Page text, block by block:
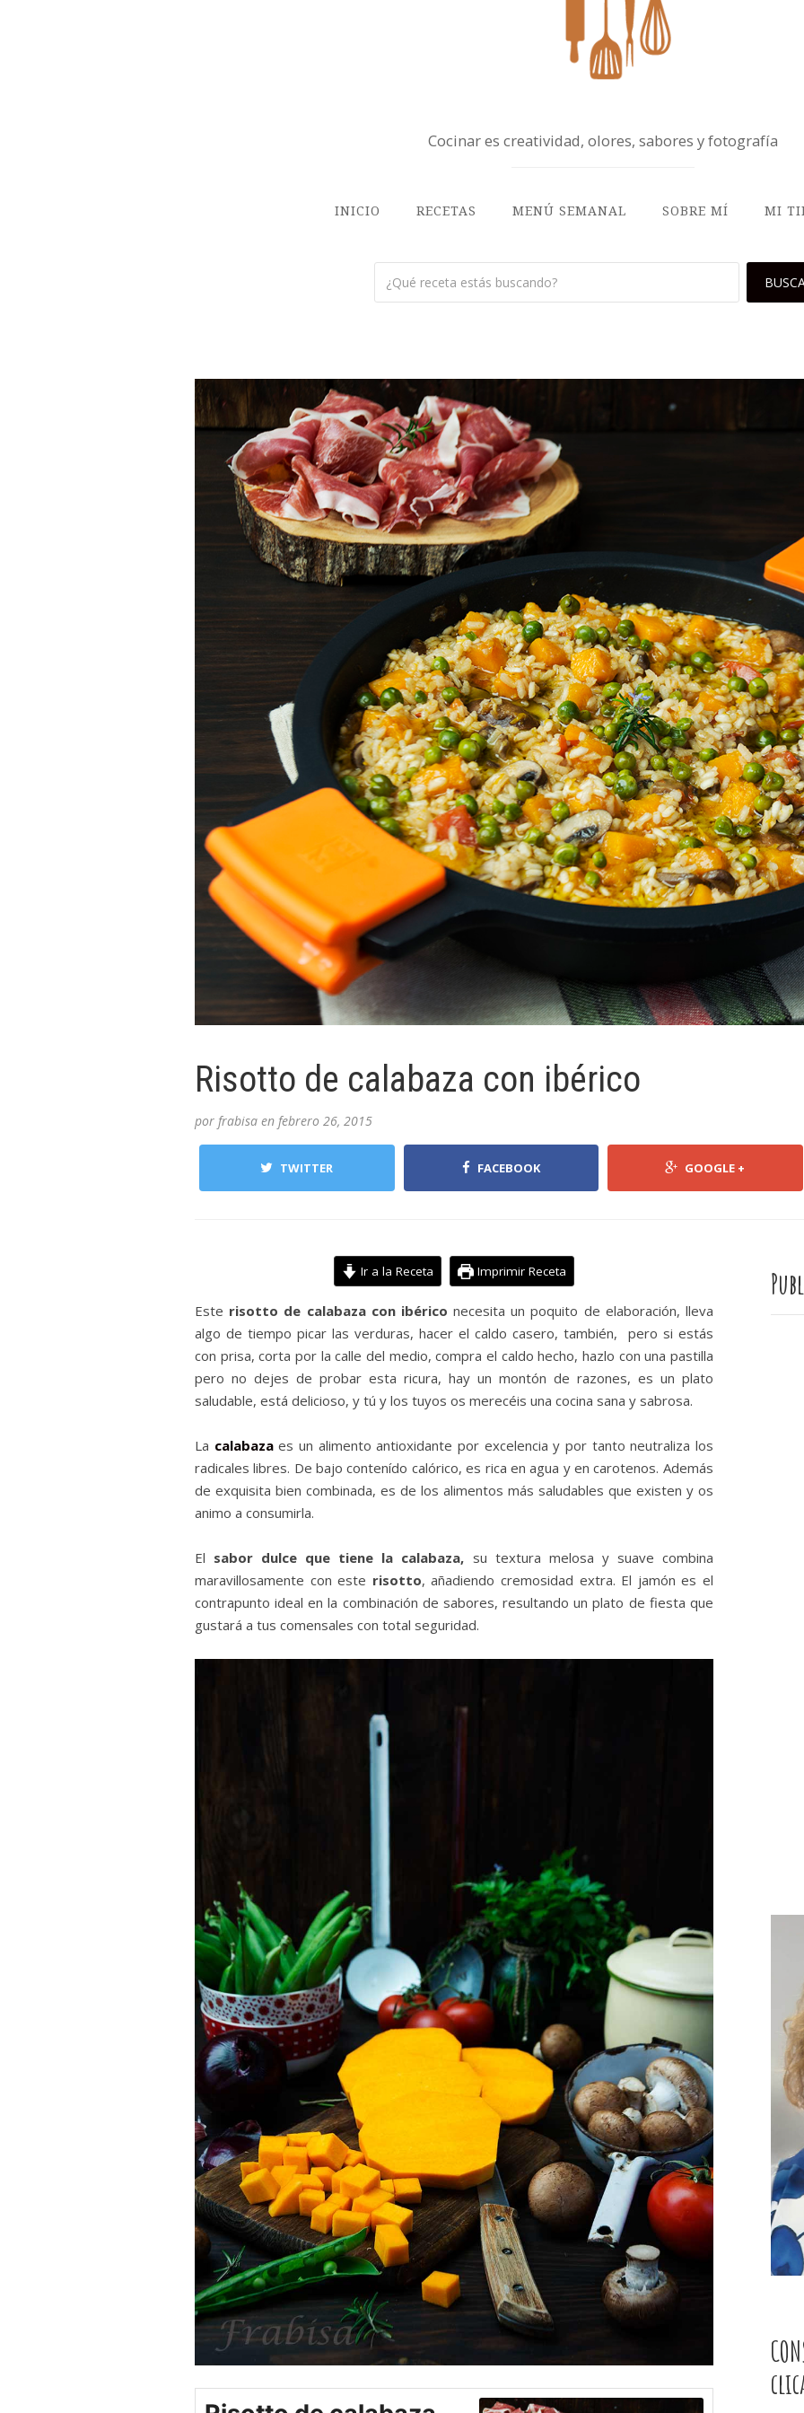
Cocinar es creatividad, olores, sabores y fotografía
INICIO RECETAS MENÚ SEMANAL SOBRE MÍ MI
Risotto de calabaza con ibérico
por frabisa en febrero 26, 2015
TWITTER FACEBOOK GOOGLE +
Ir a la Receta Imprimir Receta
Este risotto de calabaza con ibérico necesita un poquito de elaboración, lleva
algo de tiempo picar las verduras, hacer el caldo casero, también, pero si estás
con prisa, corta por la calle del medio, compra el caldo hecho, hazlo con una pastilla
pero no dejes de probar esta ricura, hay un montón de razones, es un plato
saludable, está delicioso, y tú y los tuyos os merecéis una cocina sana y sabrosa.
La calabazaes un alimento antioxidante por excelencia y por tanto neutraliza los
radicales libres. De bajo contenído calórico, es rica en agua y en carotenos. Además
de exquisita bien combinada, es de los alimentos más saludables que existen y os
animo a consumirla.
El sabor dulce que tiene la calabaza, su textura melosa y suave combina
maravillosamente con este risotto, añadiendo cremosidad extra. El jamón es el
contrapunto ideal en la combinación de sabores, resultando un plato de fiesta que
gustará a tus comensales con total seguridad.